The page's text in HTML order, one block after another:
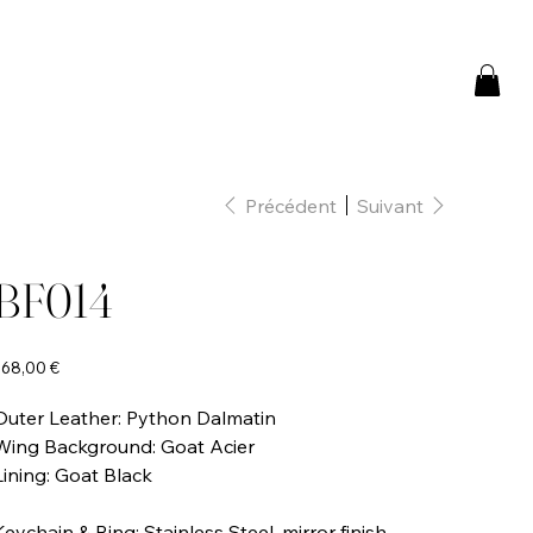
Précédent Suivant
€
Leather: Python Dalmatin
Background: Goat Acier
Goat Black